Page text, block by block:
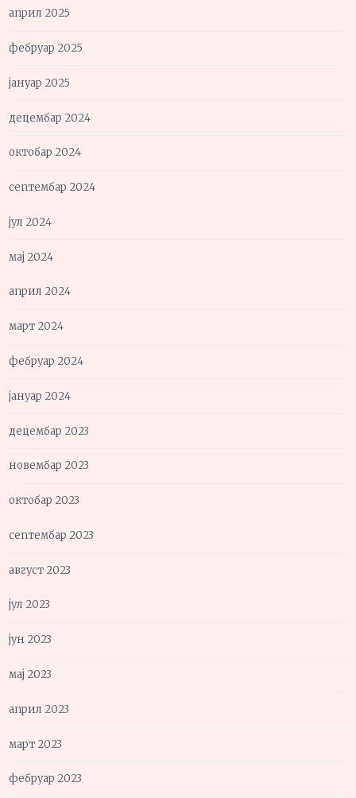
април 2025
фебруар 2025
јануар 2025
децембар 2024
октобар 2024
септембар 2024
јул 2024
мај 2024
април 2024
март 2024
фебруар 2024
јануар 2024
децембар 2023
новембар 2023
октобар 2023
септембар 2023
август 2023
јул 2023
јун 2023
мај 2023
април 2023
март 2023
фебруар 2023